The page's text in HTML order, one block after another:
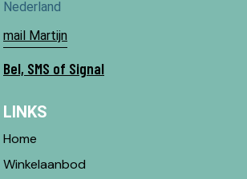
Nederland
mail Martijn
Bel, SMS of Signal
LINKS
Home
Winkelaanbod